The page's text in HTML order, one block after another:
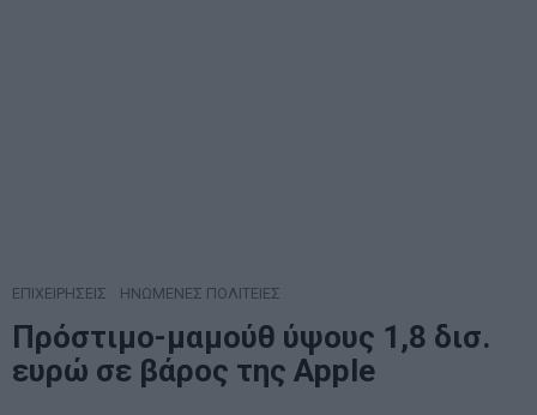
ΕΠΙΧΕΙΡΗΣΕΙΣ ΗΝΩΜΕΝΕΣ ΠΟΛΙΤΕΙΕΣ
Πρόστιμο-μαμούθ ύψους 1,8 δισ.
ευρώ σε βάρος της Apple